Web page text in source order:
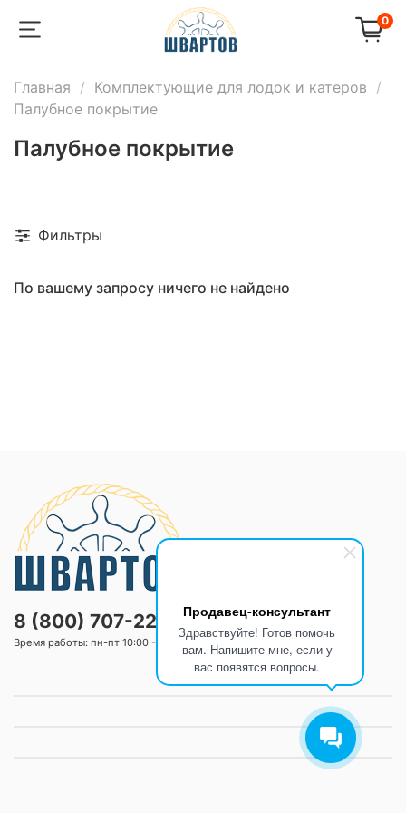
Продавец-консультант
Здравствуйте! Готов помочь
вам. Напишите мне, если у
вас появятся вопросы.
0
Главная
Комплектующие для лодок и катеров
Палубное покрытие
Палубное покрытие
Фильтры
По вашему запросу ничего не найдено
8 (800) 707-2205
Время работы: пн-пт 10:00 -20:00 сб-вс 10:00 -18:00